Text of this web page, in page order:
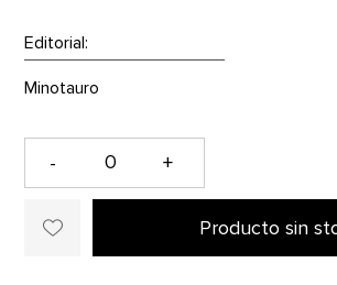
Editorial:
- +
Producto sin